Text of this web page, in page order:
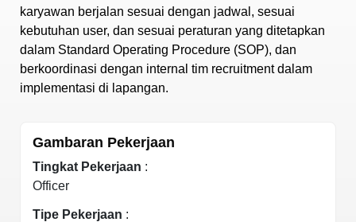
karyawan berjalan sesuai dengan jadwal, sesuai
kebutuhan user, dan sesuai peraturan yang ditetapkan
dalam Standard Operating Procedure (SOP), dan
berkoordinasi dengan internal tim recruitment dalam
implementasi di lapangan.
Gambaran Pekerjaan
Tingkat Pekerjaan :
Officer
Tipe Pekerjaan :